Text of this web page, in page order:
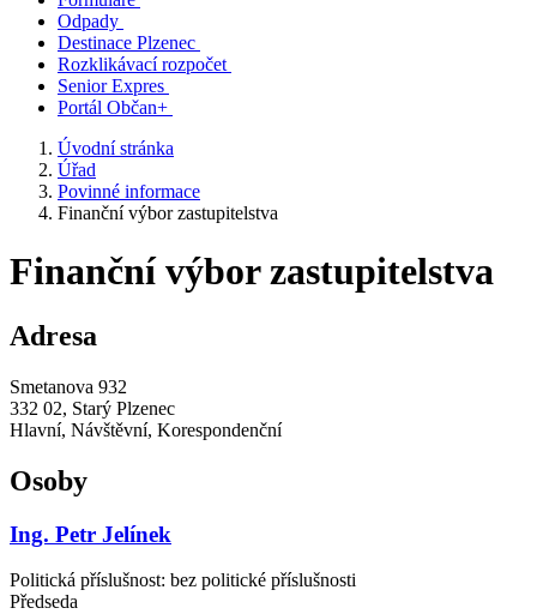
Odpady
Destinace Plzenec
Rozklikávací rozpočet
Senior Expres
Portál Občan+
Úvodní stránka
Úřad
Povinné informace
Finanční výbor zastupitelstva
Finanční výbor zastupitelstva
Adresa
Smetanova 932
332 02, Starý Plzenec
Hlavní, Návštěvní, Korespondenční
Osoby
Ing. Petr Jelínek
Politická příslušnost: bez politické příslušnosti
Předseda